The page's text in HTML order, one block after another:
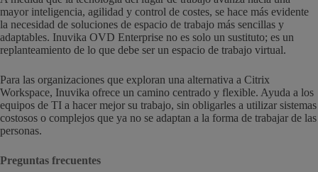
mayor inteligencia, agilidad y control de costes, se hace más evidente
la necesidad de soluciones de espacio de trabajo más sencillas y
adaptables. Inuvika OVD Enterprise no es solo un sustituto; es un
replanteamiento de lo que debe ser un espacio de trabajo virtual.
Para las organizaciones que exploran una alternativa a Citrix
Workspace, Inuvika ofrece un camino centrado y flexible. Ayuda a los
equipos de TI a hacer mejor su trabajo, sin obligarles a utilizar sistemas
costosos o complejos que ya no se adaptan a la forma de trabajar de las
personas.
Preguntas frecuentes